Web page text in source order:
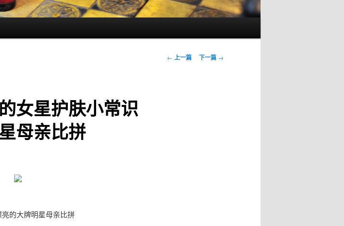
文
← 上一篇 下一篇 →
女星护肤小常识
母亲比拼
的大牌明星母亲比拼